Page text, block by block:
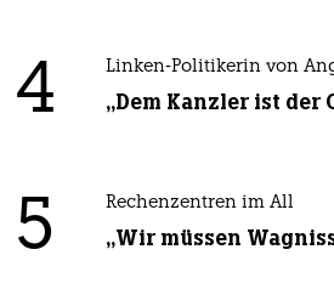
4 Linken-Politikerin von
„Dem Kanzler ist der
5 Rechenzentren im All
„Wir müssen